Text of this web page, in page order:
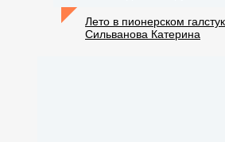
Лето в пионерском
Сильванова Катерина